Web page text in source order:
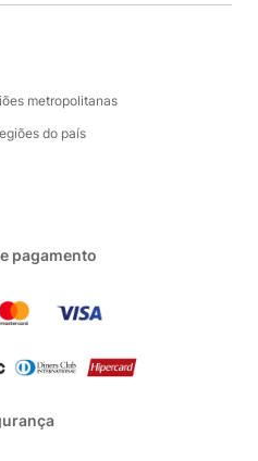
metropolitanas
do país
pagamento